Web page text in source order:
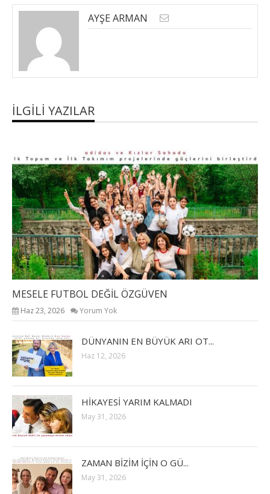
AYŞE ARMAN
İLGILI YAZILAR
MESELE FUTBOL DEĞİL ÖZGÜVEN
Haz 23, 2026 Yorum Yok
DÜNYANIN EN BÜYÜK ARI OT...
Haz 12, 2026
HİKAYESİ YARIM KALMADI
May 31, 2026
ZAMAN BİZİM İÇİN O GÜ...
May 31, 2026